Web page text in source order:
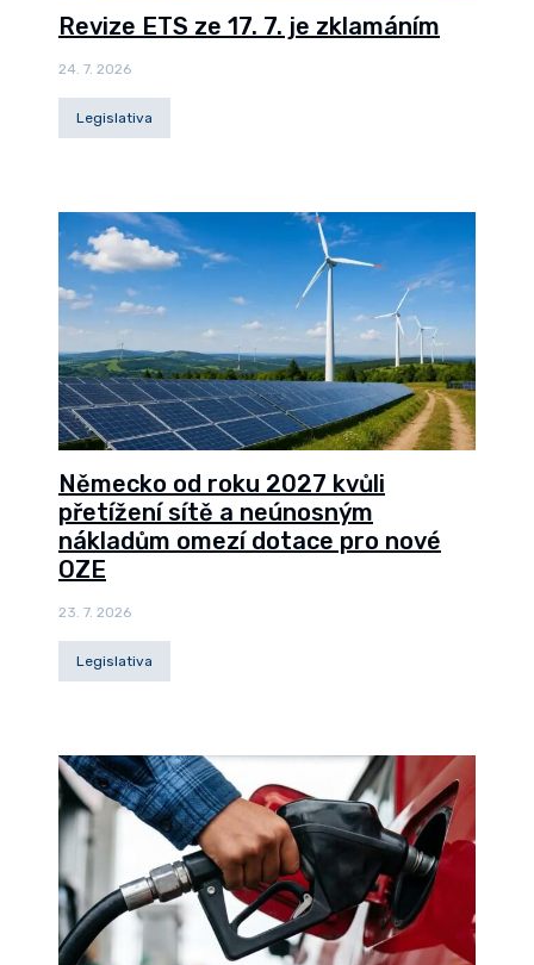
Revize ETS ze 17. 7. je zklamáním
24. 7. 2026
Legislativa
Německo od roku 2027 kvůli
přetížení sítě a neúnosným
nákladům omezí dotace pro nové
OZE
23. 7. 2026
Legislativa